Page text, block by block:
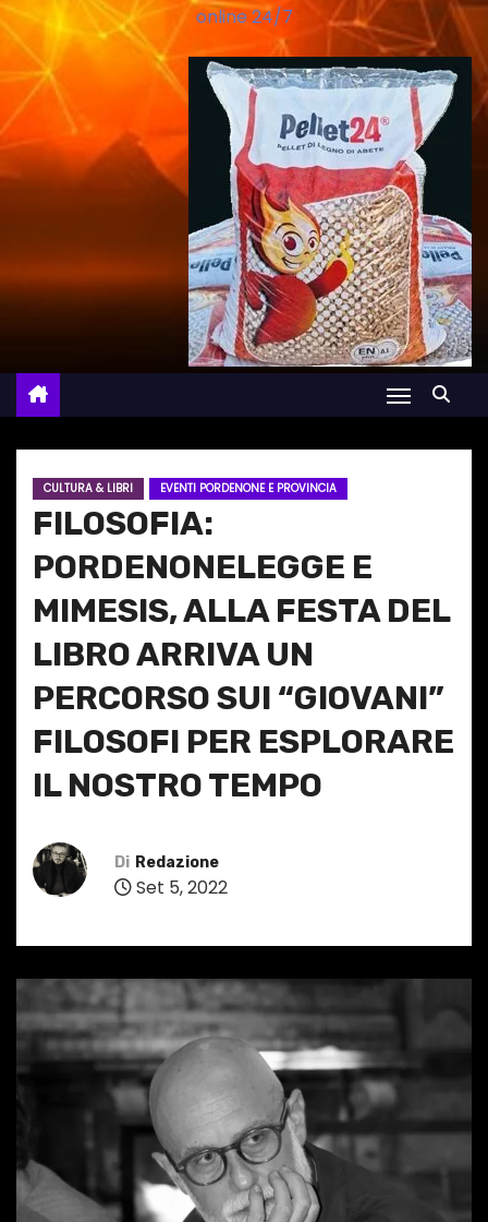
online 24/7
CULTURA & LIBRI EVENTI PORDENONE E PROVINCIA
FILOSOFIA:
PORDENONELEGGE E
MIMESIS, ALLA FESTA DEL
LIBRO ARRIVA UN
PERCORSO SUI “GIOVANI”
FILOSOFI PER ESPLORARE
IL NOSTRO TEMPO
Di Redazione
Set 5, 2022